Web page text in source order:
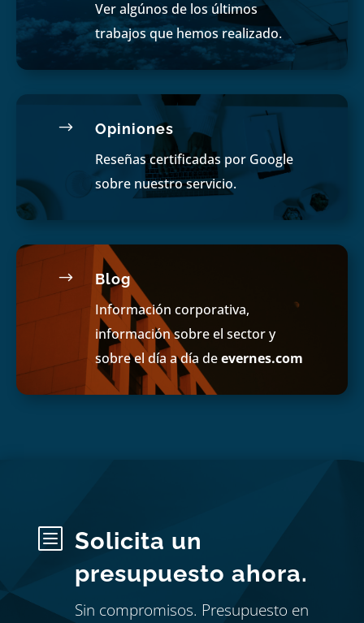
Ver algúnos de los últimos
trabajos que hemos realizado.
$ Opiniones
Reseñas certificadas por Google
sobre nuestro servicio.
$ Blog
Información corporativa,
información sobre el sector y
sobre el día a día deevernes.com
b
Solicita un
presupuesto ahora.
Sin compromisos. Presupuesto en